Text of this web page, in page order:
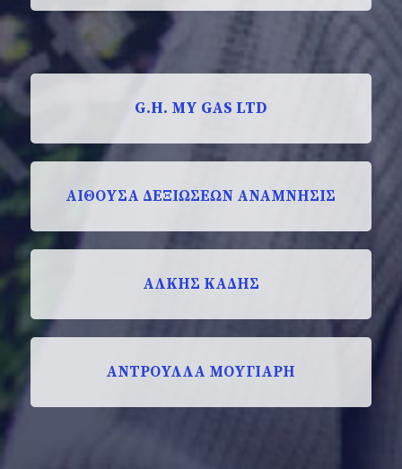
G.H. MY GAS LTD
ΑΙΘΟΥΣΑ ΔΕΞΙΩΣΕΩΝ ΑΝΑΜΝΗΣΙΣ
ΑΛΚΗΣ ΚΑΔΗΣ
ΑΝΤΡΟΥΛΛΑ ΜΟΥΓΙΑΡΗ